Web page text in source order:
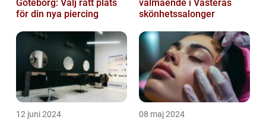
Göteborg: Välj rätt plats
för din nya piercing
välmående i Västerås
skönhetssalonger
12 juni 2024 08 maj 2024